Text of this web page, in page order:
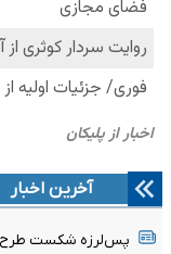
آخرین اخبار
پس‌لرزه شکست طرح